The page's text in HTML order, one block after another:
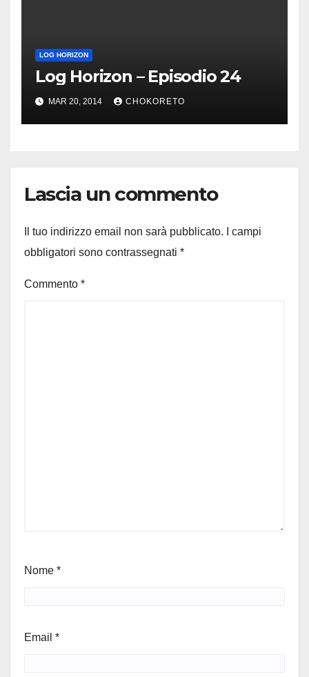
LOG HORIZON
Log Horizon – Episodio 24
MAR 20, 2014 CHOKORETO
Lascia un commento
Il tuo indirizzo email non sarà pubblicato.
I campi
obbligatori sono contrassegnati *
Commento *
Nome *
Email *